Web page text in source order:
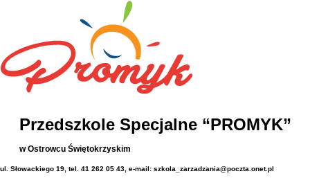
Przedszkole Specjalne “PROMYK”
w Ostrowcu Świętokrzyskim
ul. Słowackiego 19, tel. 41 262 05 43, e-mail: szkola_zarzadzania@poczta.onet.pl